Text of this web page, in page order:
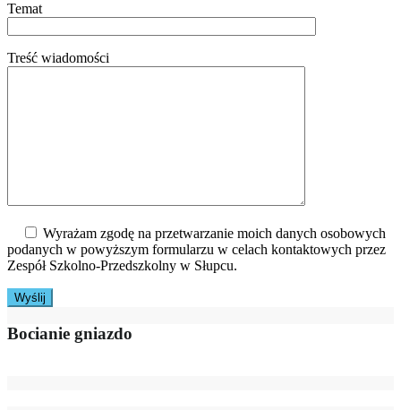
Temat
Treść wiadomości
Wyrażam zgodę na przetwarzanie moich danych osobowych
podanych w powyższym formularzu w celach kontaktowych przez
Zespół Szkolno-Przedszkolny w Słupcu.
Bocianie gniazdo